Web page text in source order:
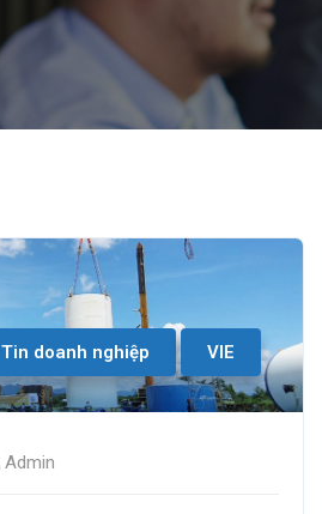
Tin doanh nghiệp VIE
Admin